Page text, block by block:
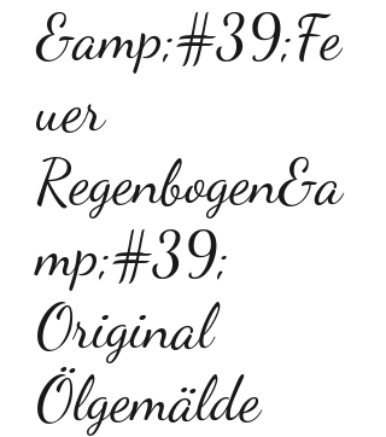
&amp;#39;Fe
uer
Regenbogen&a
mp;#39;
Original
Ölgemälde